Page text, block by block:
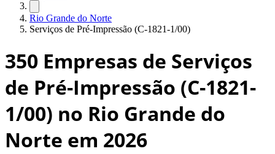
Rio Grande do Norte
Serviços de Pré-Impressão (C-1821-1/00)
350 Empresas de Serviços
de Pré-Impressão (C-1821-
1/00) no Rio Grande do
Norte em 2026